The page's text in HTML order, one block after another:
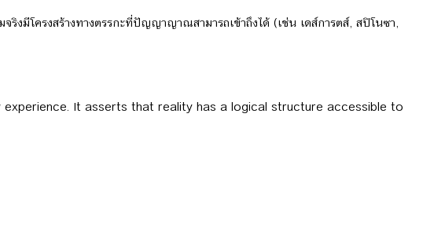
มีโครงสร้างทางตรรกะที่ปัญญาญาณสามารถเข้าถึงได้ (เช่น เดส์การตส์, สปิโนซา,
experience. It asserts that reality has a logical structure accessible to